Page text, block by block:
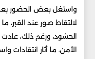
واستغل بعض الحضور بعد
لالتقاط صور عند القبر،
الحشود، ورغم ذلك،
الأمن، ما أثار انتقادات